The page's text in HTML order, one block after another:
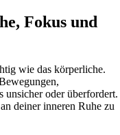
Fokus und
wie das körperliche.
unsicher oder überfordert.
deiner inneren Ruhe zu